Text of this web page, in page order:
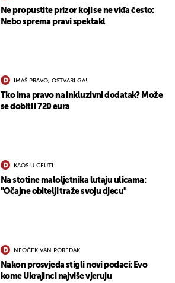
Ne propustite prizor koji se ne viđa često:
Nebo sprema pravi spektakl
IMAŠ PRAVO, OSTVARI GA!
Tko ima pravo na inkluzivni dodatak? Može
se dobiti i 720 eura
KAOS U CEUTI
Na stotine maloljetnika lutaju ulicama:
"Očajne obitelji traže svoju djecu"
NEOČEKIVAN POREDAK
Nakon prosvjeda stigli novi podaci: Evo
kome Ukrajinci najviše vjeruju